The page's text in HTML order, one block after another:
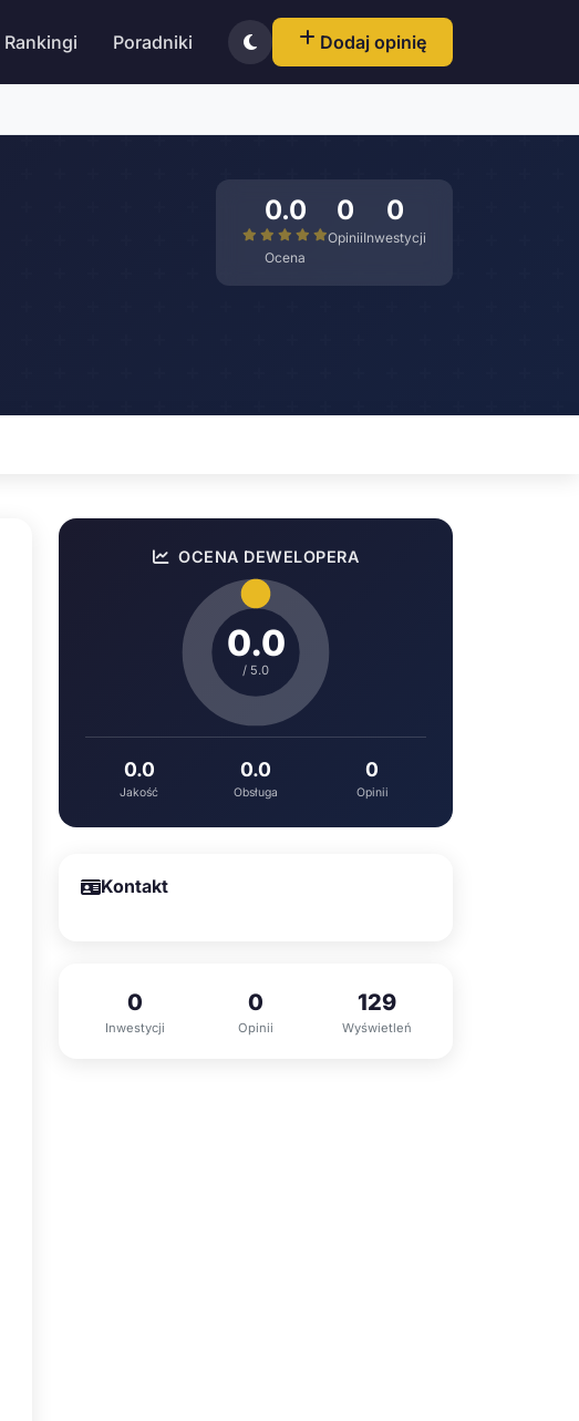
Rankingi Poradniki Dodaj opinię
0.0
Ocena
0
Opinii
0
Inwestycji
OCENA DEWELOPERA
0.0
/ 5.0
0.0
Jakość
0.0
Obsługa
0
Opinii
Kontakt
0
Inwestycji
0
Opinii
129
Wyświetleń